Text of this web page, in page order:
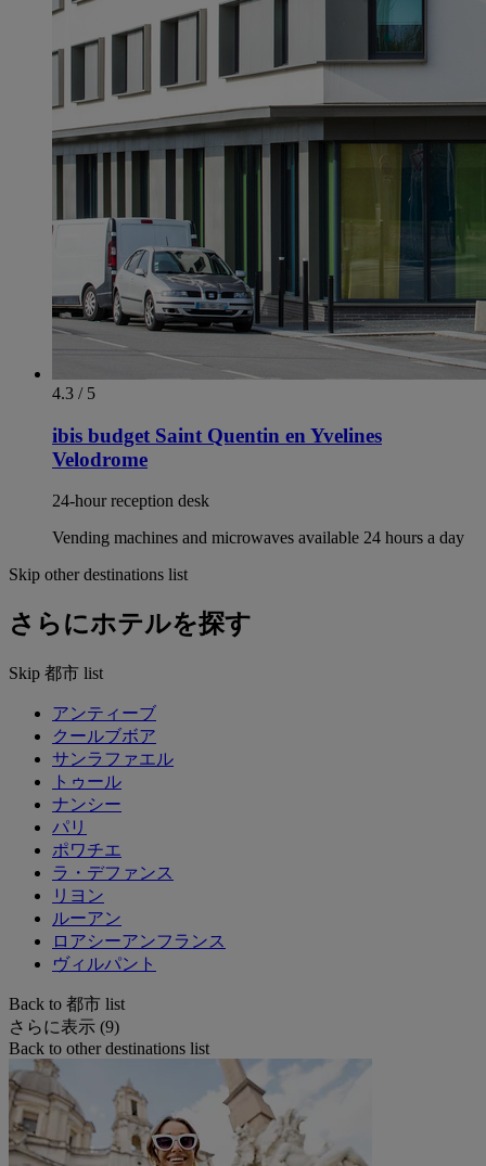
4.3 / 5
ibis budget Saint Quentin en Yvelines
Velodrome
24-hour reception desk
Vending machines and microwaves available 24 hours a day
Skip other destinations list
さらにホテルを探す
Skip 都市 list
アンティーブ
クールブボア
サンラファエル
トゥール
ナンシー
パリ
ポワチエ
ラ・デファンス
リヨン
ルーアン
ロアシーアンフランス
ヴィルパント
Back to 都市 list
さらに表示 (9)
Back to other destinations list